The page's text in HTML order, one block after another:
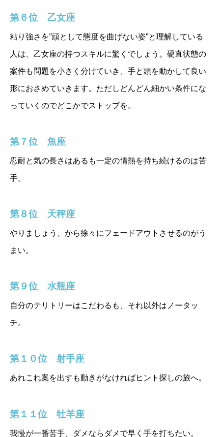
第６位 乙女座
粘り強さを”頑として態度を曲げない姿”と理解している
人は、乙女座の持つスキルに驚くでしょう。硬直状態の
案件も問題を小さく分けていき、手と頭を動かして良い
形におさめていきます。ただしどんどん細かい条件にな
っていくのでどこかでストップを。
第７位 魚座
忍耐と気の長さはあるも一定の情熱を持ち続けるのは苦
手。
第８位 天秤座
やりましょう、から徐々にフェードアウトさせるのがう
まい。
第９位 水瓶座
自分のテリトリーはこだわるも、それ以外はノータッ
チ。
第１０位 射手座
あれこれ案を出すも動きがなければヒント探しの旅へ。
第１１位 牡羊座
我慢が一番苦手、ダメならダメで早く手を打ちたい。